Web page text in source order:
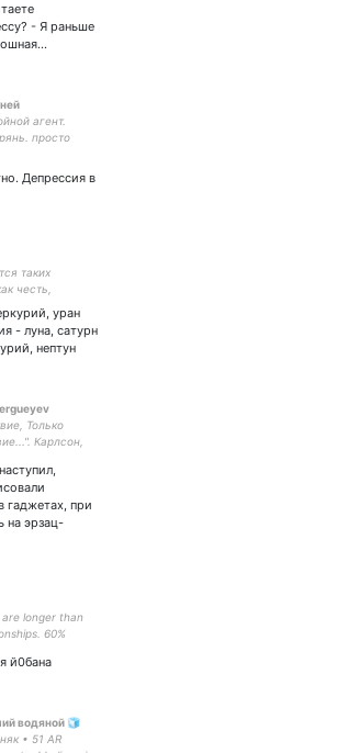
- Я раньше
агент.
просто
совпадения
Депрессия в
таких
честь,
это всё-таки
в основе
между людьми.
уран
- луна, сатурн
нептун
Только
Карлсон,
Ёжик,
Колючей
"Вот Так Вот,
гаджетах, при
на эрзац-
longer than
60%
26y.o.
й0бана
водяной 🧊
• 51 AR